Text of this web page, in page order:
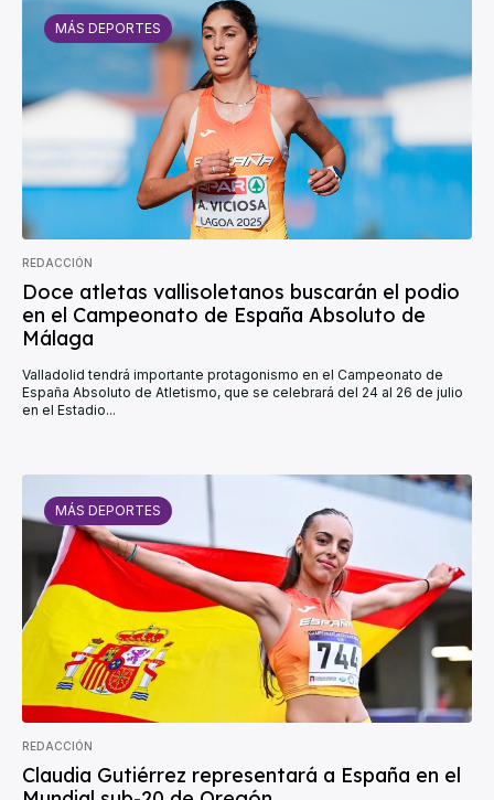
MÁS DEPORTES
REDACCIÓN
Doce atletas vallisoletanos buscarán el podio
en el Campeonato de España Absoluto de
Málaga
Valladolid tendrá importante protagonismo en el Campeonato de
España Absoluto de Atletismo, que se celebrará del 24 al 26 de julio
en el Estadio...
MÁS DEPORTES
REDACCIÓN
Claudia Gutiérrez representará a España en el